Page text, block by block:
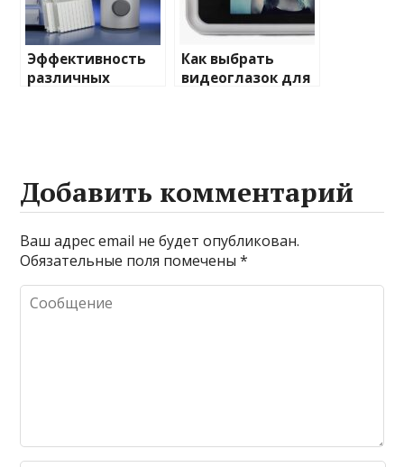
Эффективность
различных
Как выбрать
видеоглазок для
Добавить комментарий
Ваш адрес email не будет опубликован.
Обязательные поля помечены*